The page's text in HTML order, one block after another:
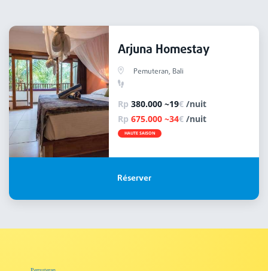
Arjuna Homestay
Pemuteran, Bali
Rp 380.000 ~19€ /nuit
Rp 675.000 ~34€ /nuit
HAUTE SAISON
Réserver